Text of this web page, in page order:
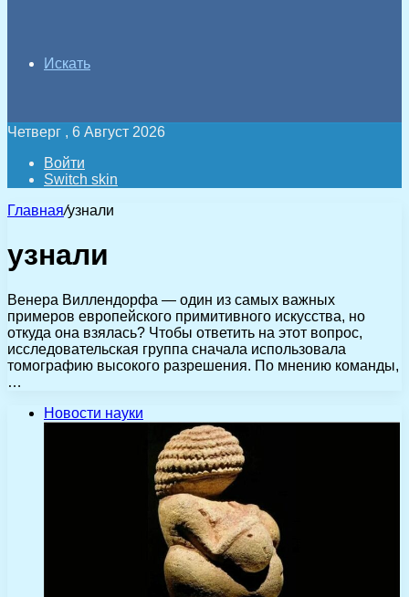
Искать
Четверг , 6 Август 2026
Войти
Switch skin
Главная/узнали
узнали
Венера Виллендорфа — один из самых важных
примеров европейского примитивного искусства, но
откуда она взялась? Чтобы ответить на этот вопрос,
исследовательская группа сначала использовала
томографию высокого разрешения. По мнению команды,
…
Новости науки